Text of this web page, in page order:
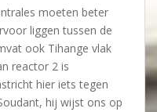
moeten beter
liggen tussen de
ook Tihange vlak
reactor 2 is
hier iets tegen
hij wijst ons op